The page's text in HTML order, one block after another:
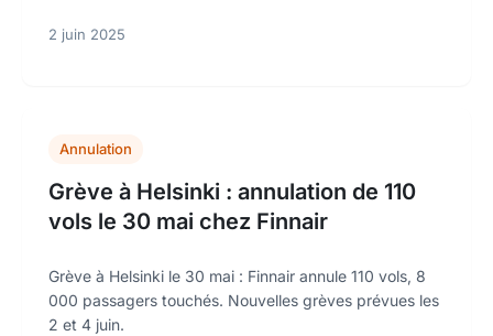
2 juin 2025
Annulation
Grève à Helsinki : annulation de 110
vols le 30 mai chez Finnair
Grève à Helsinki le 30 mai : Finnair annule 110 vols, 8
000 passagers touchés. Nouvelles grèves prévues les
2 et 4 juin.